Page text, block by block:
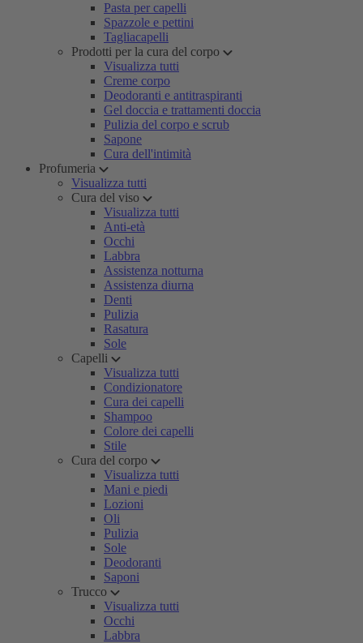
Pasta per capelli
Spazzole e pettini
Tagliacapelli
Prodotti per la cura del corpo
Visualizza tutti
Creme corpo
Deodoranti e antitraspiranti
Gel doccia e trattamenti doccia
Pulizia del corpo e scrub
Sapone
Cura dell'intimità
Profumeria
Visualizza tutti
Cura del viso
Visualizza tutti
Anti-età
Occhi
Labbra
Assistenza notturna
Assistenza diurna
Denti
Pulizia
Rasatura
Sole
Capelli
Visualizza tutti
Condizionatore
Cura dei capelli
Shampoo
Colore dei capelli
Stile
Cura del corpo
Visualizza tutti
Mani e piedi
Lozioni
Oli
Pulizia
Sole
Deodoranti
Saponi
Trucco
Visualizza tutti
Occhi
Labbra